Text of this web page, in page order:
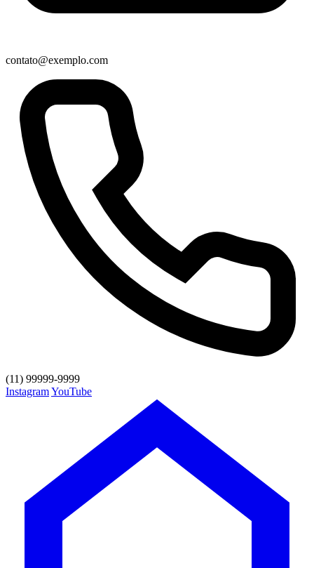
contato@exemplo.com
(11) 99999-9999
InstagramYouTube